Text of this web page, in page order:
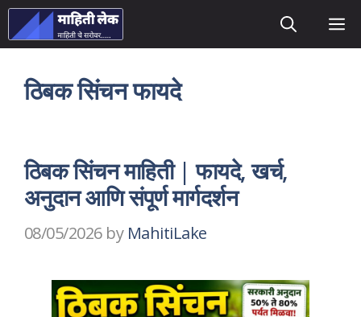
Skip
to
ठिबक सिंचन फायदे
ठिबक सिंचन माहिती | फायदे, खर्च,
अनुदान आणि संपूर्ण मार्गदर्शन
08/05/2026 by MahitiLake